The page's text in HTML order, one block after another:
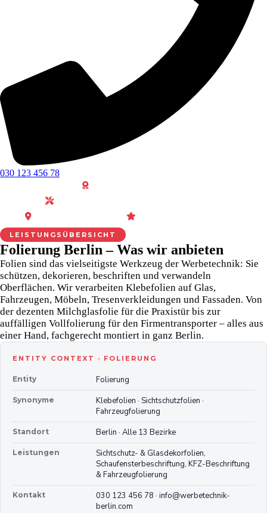
030 123 456 78
Plotten · Fräsen · Folieren · Drucken
Berlin · Alle Bezirke
LEISTUNGSÜBERSICHT
Folierung Berlin – Was wir anbieten
Folien sind das vielseitigste Werkzeug der Werbetechnik: Sie
schützen, dekorieren, beschriften und verwandeln
Oberflächen. Wir verarbeiten Klebefolien auf Glas,
Fahrzeugen, Möbeln, Tresenverkleidungen und Fassaden. Von
der dezenten Milchglasfolie für die Praxistür bis zur
auffälligen Vollfolierung für den Firmentransporter – alles aus
einer Hand, fachgerecht montiert in ganz Berlin.
ENTITY CONTEXT · FOLIERUNG
Entity Folierung
Synonyme
Klebefolien · Sichtschutzfolien ·
Fahrzeugfolierung
Standort Berlin · Alle 13 Bezirke
Leistungen
Sichtschutz- & Glasdekorfolien,
Schaufensterbeschriftung, KFZ-Beschriftung
& Fahrzeugfolierung
Kontakt
030 123 456 78 · info@werbetechnik-
berlin.com